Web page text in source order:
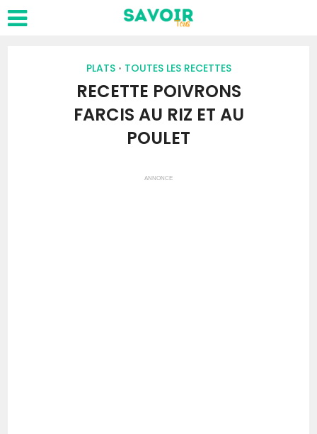
PLATS • TOUTES LES RECETTES
RECETTE POIVRONS
FARCIS AU RIZ ET AU
POULET
ANNONCE